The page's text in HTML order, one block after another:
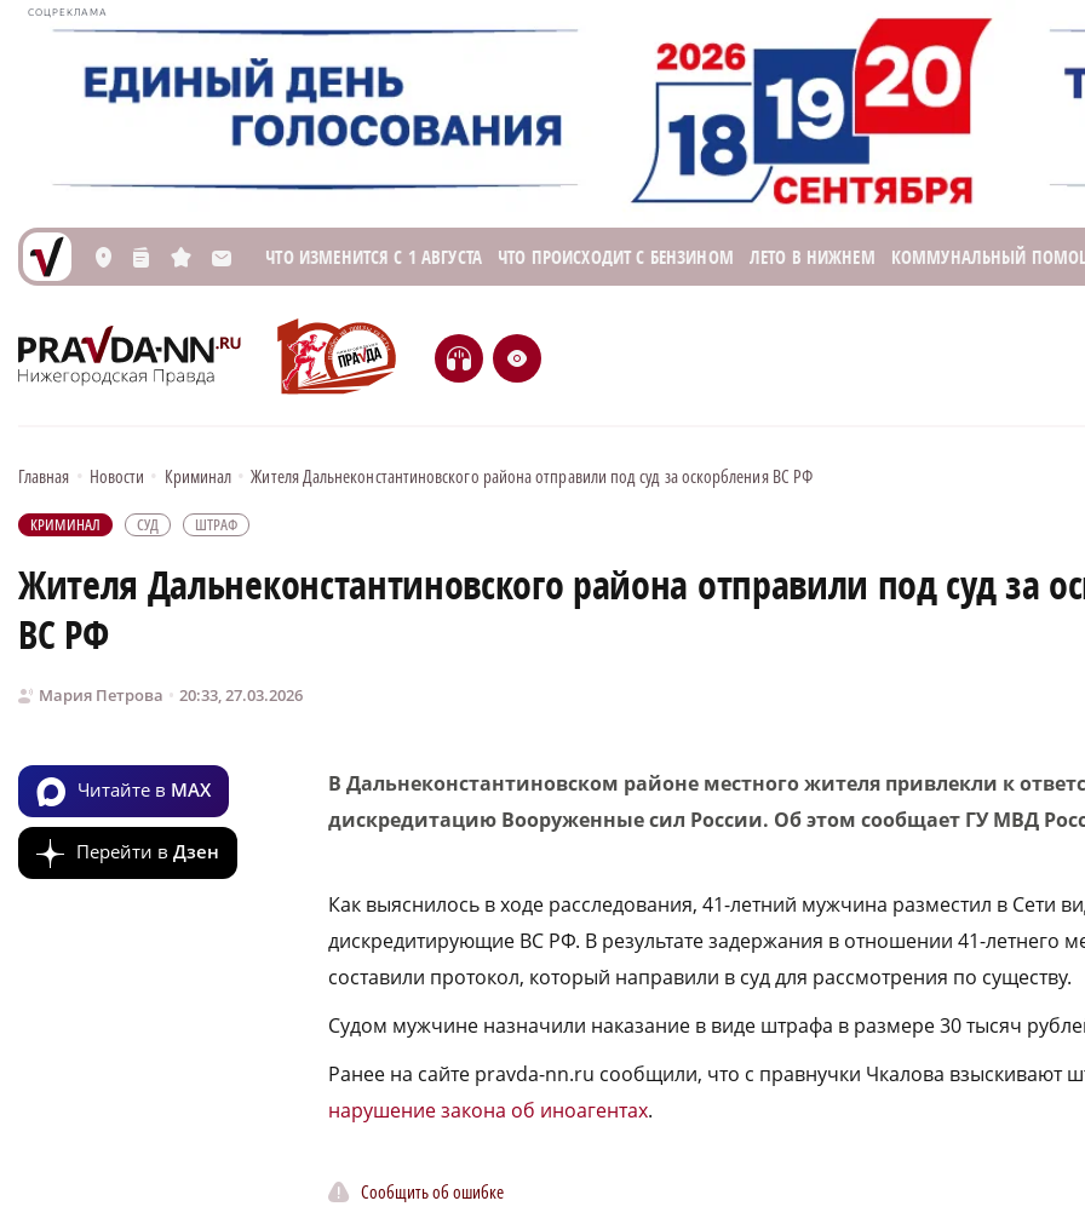
СОЦРЕКЛАМА
L n s M ЧТО ИЗМЕНИТСЯ С 1 АВГУСТА ЧТО ПРОИСХОДИТ С БЕНЗИНОМ ЛЕТО В НИЖНЕМ КОММУНАЛЬНЫЙ
H e
Главная • Новости • Криминал • Жителя Дальнеконстантиновского района отправили под суд за оскорбления ВС РФ
КРИМИНАЛ СУД ШТРАФ
Жителя Дальнеконстантиновского района отправили под суд за
ВС РФ
Мария Петрова 20:33, 27.03.2026
Читайте в MAX
Перейти в Дзен
В Дальнеконстантиновском районе местного жителя привлекли к
дискредитацию Вооруженные сил России. Об этом сообщает ГУ МВД
Как выяснилось в ходе расследования, 41-летний мужчина разместил в Сети
дискредитирующие ВС РФ. В результате задержания в отношении 41-летнего
составили протокол, который направили в суд для рассмотрения по существу.
Судом мужчине назначили наказание в виде штрафа в размере 30 тысяч
Ранее на сайте pravda-nn.ru сообщили, что с правнучки Чкалова взыскивают
нарушение закона об иноагентах.
Сообщить об ошибке